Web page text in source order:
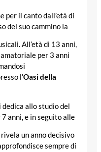
per il canto dall’età di
del suo cammino la
All’età di 13 anni,
per 3 anni
l’Oasi della
dedica allo studio del
anni, e in seguito alle
un anno decisivo
sempre di